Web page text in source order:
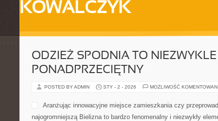
KOWALCZYK
ODZIEŻ SPODNIA TO NIEZWYKLE
PONADPRZECIĘTNY
POSTED BY ADMIN STY - 2 - 2026 MOŻLIWOŚĆ
Aranżując innowacyjne miejsce zamieszkania czy
najogromniejszą Bielizna to bardzo fenomenalny i niezwykły